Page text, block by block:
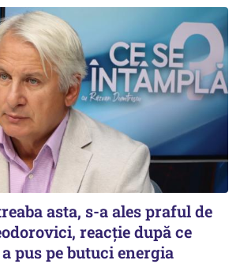
asta, s-a ales praful de
reacție după ce
pus pe butuci energia